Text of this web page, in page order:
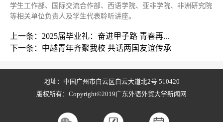
学生工作部、国际交流合作部、西语学院、亚非学院、非洲研究院
等相关单位负责人及学生代表聆听讲座。
上一条：2025届毕业礼：奋进甲子路 青春再...
下一条：中越青年齐聚我校 共话两国友谊传承
地址：中国广州市白云区白云大道北2号 510420
版权所有：Copyright©2019广东外语外贸大学新闻网